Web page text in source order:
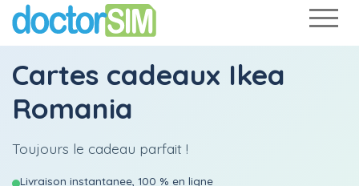
Cartes cadeaux Ikea
Romania
Toujours le cadeau parfait !
Livraison instantanee, 100 % en ligne